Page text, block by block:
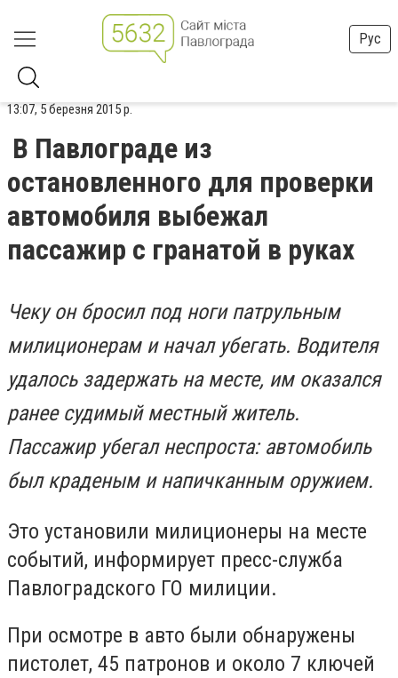
Рус
13:07, 5 березня 2015 р.
В Павлограде из
остановленного для проверки
автомобиля выбежал
пассажир с гранатой в руках
Чеку он бросил под ноги патрульным
милиционерам и начал убегать. Водителя
удалось задержать на месте, им оказался
ранее судимый местный житель.
Пассажир убегал неспроста: автомобиль
был краденым и напичканным оружием.
Это установили милиционеры на месте
событий, информирует пресс-служба
Павлоградского ГО милиции.
При осмотре в авто были обнаружены
пистолет, 45 патронов и около 7 ключей